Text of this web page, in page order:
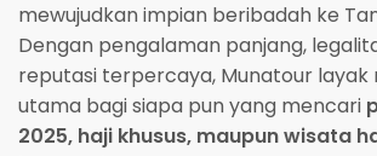
mewujudkan impian beribadah ke
Dengan pengalaman panjang,
reputasi terpercaya, Munatour layak
utama bagi siapa pun yang mencari
2025, haji khusus, maupun wisata